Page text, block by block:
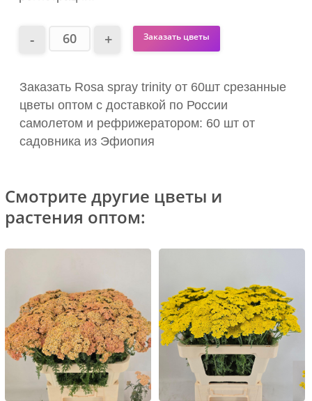
Заказать цветы
Заказать Rosa spray trinity от 60шт срезанные
цветы оптом с доставкой по России
самолетом и рефрижератором: 60 шт от
садовника из Эфиопия
Смотрите другие цветы и
растения оптом: